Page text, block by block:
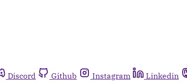
Discord Github Instagram Linkedin